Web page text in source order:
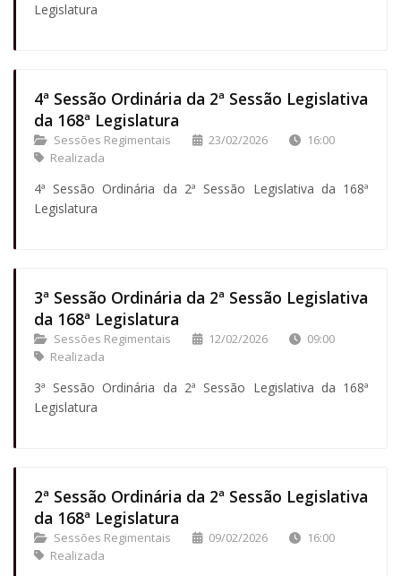
Legislatura
4ª Sessão Ordinária da 2ª Sessão Legislativa
da 168ª Legislatura
Sessões Regimentais 23/02/2026
16:00
Realizada
4ª Sessão Ordinária da 2ª Sessão Legislativa da 168ª
Legislatura
3ª Sessão Ordinária da 2ª Sessão Legislativa
da 168ª Legislatura
Sessões Regimentais 12/02/2026
09:00
Realizada
3ª Sessão Ordinária da 2ª Sessão Legislativa da 168ª
Legislatura
2ª Sessão Ordinária da 2ª Sessão Legislativa
da 168ª Legislatura
Sessões Regimentais 09/02/2026
16:00
Realizada